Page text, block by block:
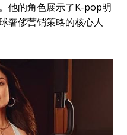
他的角色展示了K-pop明
奢侈营销策略的核心人